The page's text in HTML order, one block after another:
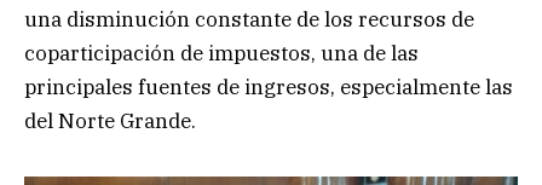
una disminución constante de los recursos de
coparticipación de impuestos, una de las
principales fuentes de ingresos, especialmente las
del Norte Grande.